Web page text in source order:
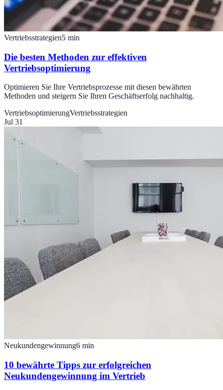
Vertriebsstrategien5 min
Die besten Methoden zur effektiven
Vertriebsoptimierung
Optimieren Sie Ihre Vertriebsprozesse mit diesen bewährten
Methoden und steigern Sie Ihren Geschäftserfolg nachhaltig.
VertriebsoptimierungVertriebsstrategien
Jul 31
Neukundengewinnung6 min
10 bewährte Tipps zur erfolgreichen
Neukundengewinnung im Vertrieb